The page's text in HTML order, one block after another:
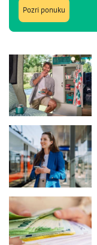
Pozri ponuku